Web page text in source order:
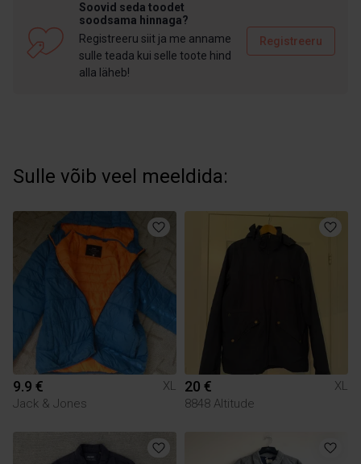
Soovid seda toodet
soodsama hinnaga?
Registreeru siit ja me anname
sulle teada kui selle toote hind
alla läheb!
Registreeru
Sulle võib veel meeldida:
9.9 €
XL
Jack & Jones
20 €
XL
8848 Altitude